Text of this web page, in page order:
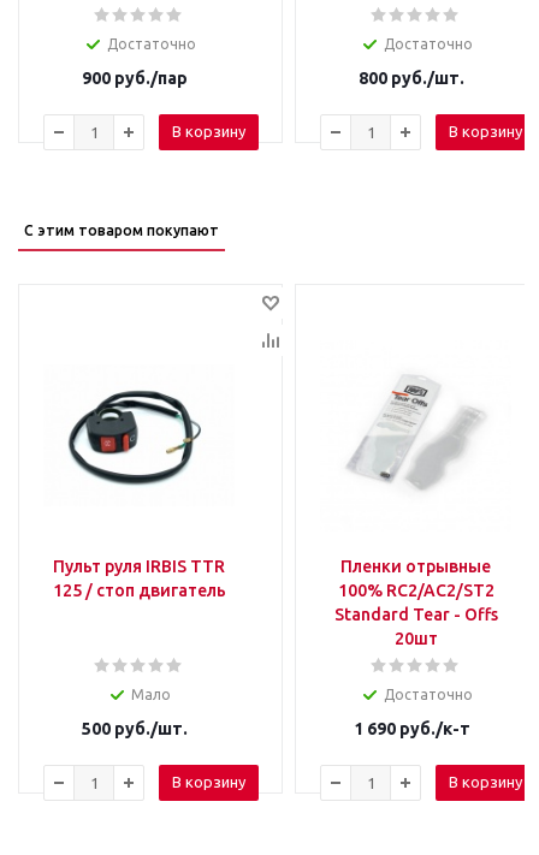
Достаточно
900 руб./пар
В корзину
Достаточно
800 руб./шт.
В корзину
С этим товаром покупают
Пульт руля IRBIS TTR
125 / стоп двигатель
Мало
500 руб./шт.
В корзину
Пленки отрывные
100% RC2/AC2/ST2
Standard Tear - Offs
20шт
Достаточно
1 690руб./к-т
В корзину